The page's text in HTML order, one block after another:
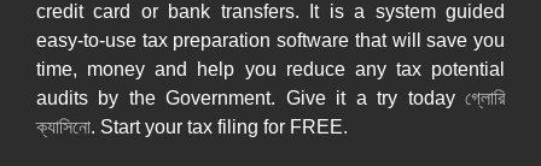
credit card or bank transfers. It is a system guided
easy-to-use tax preparation software that will save you
time, money and help you reduce any tax potential
audits by the Government. Give it a try today গ্লোরি
ক্যাসিনো. Start your tax filing for FREE.